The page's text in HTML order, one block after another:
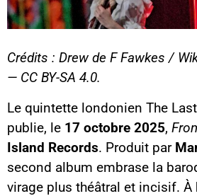
Crédits : Drew de F Fawkes /
— CC BY-SA 4.0.
Le quintette londonien The
publie, le 17 octobre 2025,
Island Records. Produit par
second album embrase la
virage plus théâtral et incisif. À